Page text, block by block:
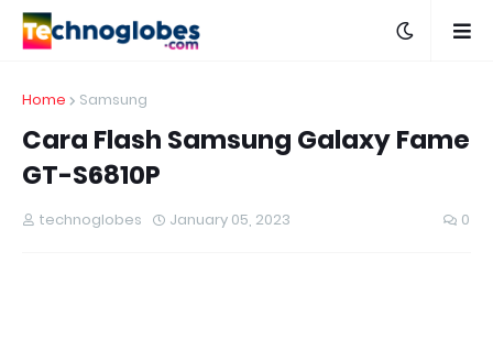
Home Samsung
Cara Flash Samsung Galaxy Fame
GT-S6810P
technoglobes January 05, 2023 0